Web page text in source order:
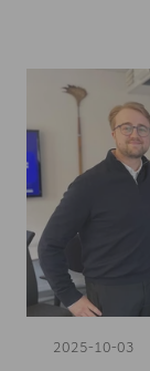
2025-10-03